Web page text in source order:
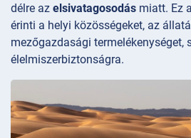
délre az elsivatagosodás miatt. Ez
érinti a helyi közösségeket, az
mezőgazdasági termelékenységet,
élelmiszerbiztonságra.